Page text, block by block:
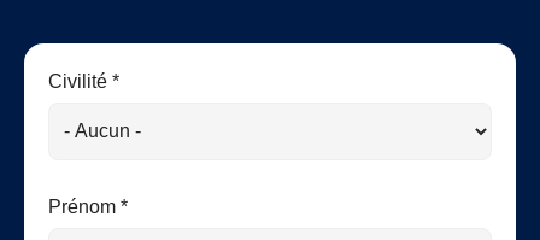
Civilité *
Prénom *